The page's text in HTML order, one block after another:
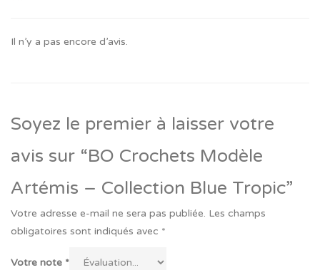
Il n’y a pas encore d’avis.
Soyez le premier à laisser votre
avis sur “BO Crochets Modèle
Artémis – Collection Blue Tropic”
Votre adresse e-mail ne sera pas publiée. Les champs
obligatoires sont indiqués avec *
Votre note *